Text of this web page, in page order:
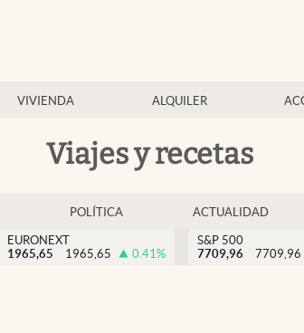
VIVIENDA ALQUILER
Viajes y recetas
POLÍTICA ACTUALIDAD
EURONEXT
1965,65
1965,65 0.41%
S&P 500
7709,96
7709,96